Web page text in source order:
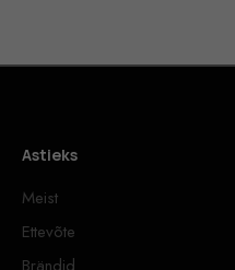
Astieks
Meist
Ettevõte